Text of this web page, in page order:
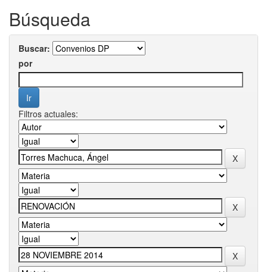
Búsqueda
Buscar:
por
Filtros actuales: